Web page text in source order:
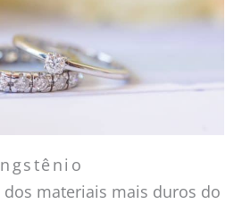
materiais mais duros do